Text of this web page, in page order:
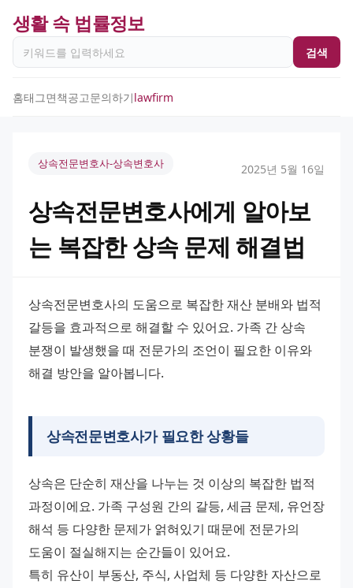
생활 속 법률정보
검색
홈태그면책공고문의하기lawfirm
상속전문변호사-상속변호사 2025년 5월 16일
상속전문변호사에게 알아보
는 복잡한 상속 문제 해결법
상속전문변호사의 도움으로 복잡한 재산 분배와 법적
갈등을 효과적으로 해결할 수 있어요. 가족 간 상속
분쟁이 발생했을 때 전문가의 조언이 필요한 이유와
해결 방안을 알아봅니다.
상속전문변호사가 필요한 상황들
상속은 단순히 재산을 나누는 것 이상의 복잡한 법적
과정이에요. 가족 구성원 간의 갈등, 세금 문제, 유언장
해석 등 다양한 문제가 얽혀있기 때문에 전문가의
도움이 절실해지는 순간들이 있어요.
특히 유산이 부동산, 주식, 사업체 등 다양한 자산으로